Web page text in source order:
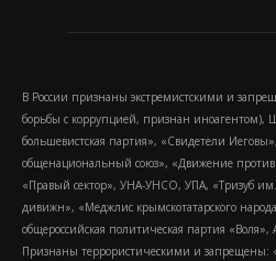
В России признаны экстремистскими и
борьбы с коррупцией, признан иноагентом),
большевистская партия», «Свидетели
общенациональный союз», «Движение
«Правый сектор», УНА-УНСО, УПА, «Тризуб
дивижн», «Меджлис крымскотатарского
общероссийская политическая партия
Признаны террористическими и запрещены: